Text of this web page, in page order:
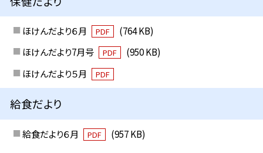
ほけんだより６月 PDF
(764 KB)
ほけんだより7月号
PDF
(950 KB)
ほけんだより５月
PDF
給食だより
給食だより６月 PDF (957 KB)